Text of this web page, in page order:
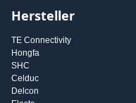
Hersteller
TE Connectivity
Hongfa
SHC
Celduc
Delcon